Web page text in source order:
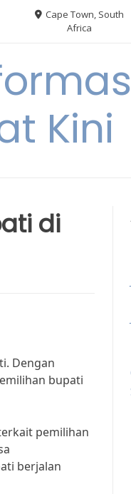
Cape Town, South
Africa
Kini
di
Dengan
bupati
pemilihan
berjalan